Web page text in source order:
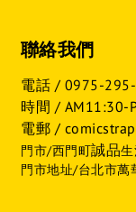
聯絡我們
電話 / 0975-
時間 / AM11:30-
電郵 /
門市/西門町誠品
門市地址/台北市萬